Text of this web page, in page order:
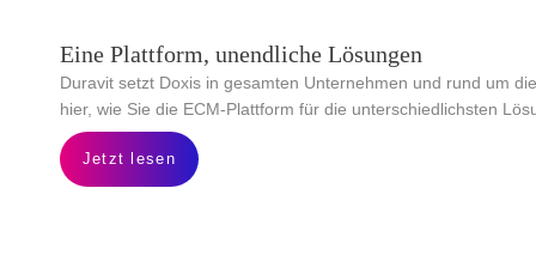
Eine Plattform, unendliche Lösungen
Duravit setzt Doxis in gesamten Unternehmen und rund um
hier, wie Sie die ECM-Plattform für die unterschiedlichsten
Jetzt lesen